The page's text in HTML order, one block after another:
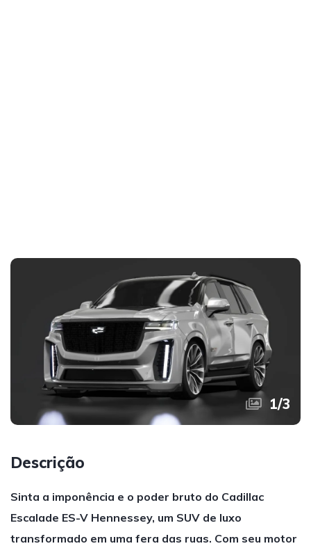
1/3
Descrição
Sinta a imponência e o poder bruto do Cadillac
Escalade ES-V Hennessey, um SUV de luxo
transformado em uma fera das ruas. Com seu motor